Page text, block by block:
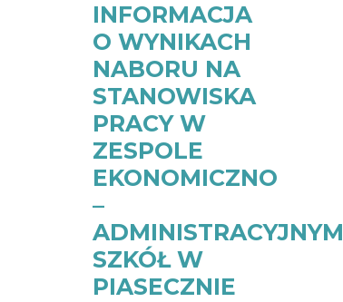
INFORMACJA
O WYNIKACH
NABORU NA
STANOWISKA
PRACY W
ZESPOLE
EKONOMICZNO
–
ADMINISTRACYJNYM
SZKÓŁ W
PIASECZNIE